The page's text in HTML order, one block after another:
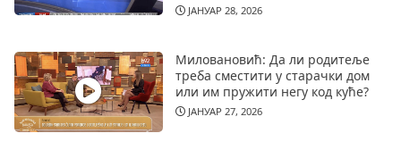
ЈАНУАР 28, 2026
Миловановић: Да ли родитеље
треба сместити у старачки дом
или им пружити негу код куће?
ЈАНУАР 27, 2026